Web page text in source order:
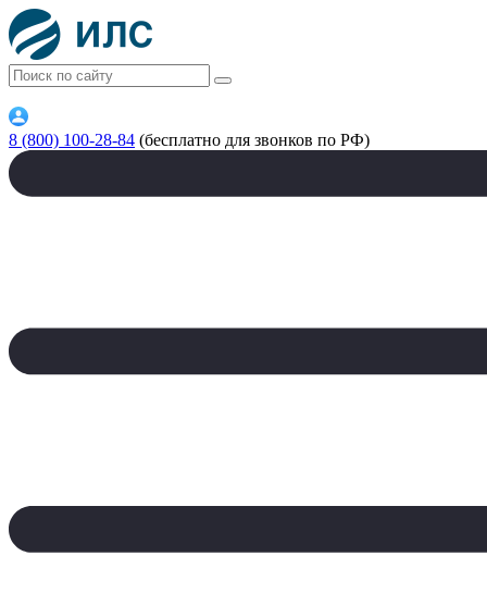
8 (800) 100-28-84 (бесплатно для звонков по РФ)